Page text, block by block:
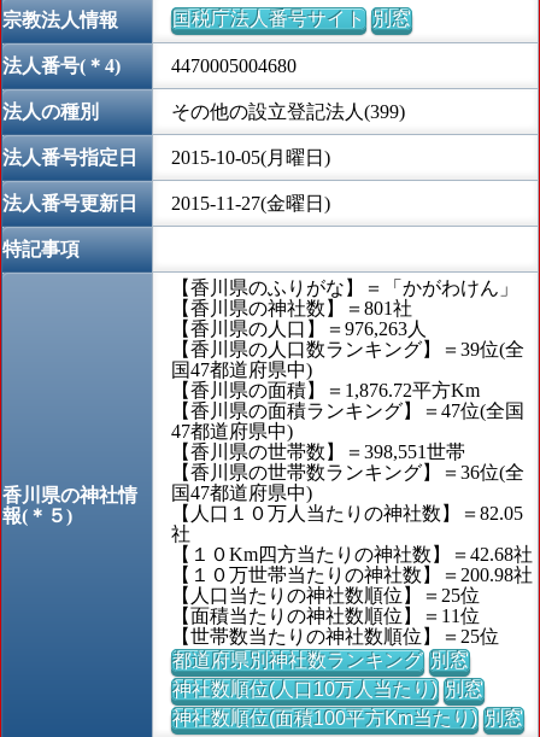
宗教法人情報 国税庁法人番号サイト 別窓
法人番号(＊4) 4470005004680
法人の種別 その他の設立登記法人(399)
法人番号指定日 2015-10-05(月曜日)
法人番号更新日 2015-11-27(金曜日)
特記事項
香川県の神社情
報(＊５)
【香川県のふりがな】＝「かがわけん」
【香川県の神社数】＝801社
【香川県の人口】＝976,263人
【香川県の人口数ランキング】＝39位(全
国47都道府県中)
【香川県の面積】＝1,876.72平方Km
【香川県の面積ランキング】＝47位(全国
47都道府県中)
【香川県の世帯数】＝398,551世帯
【香川県の世帯数ランキング】＝36位(全
国47都道府県中)
【人口１０万人当たりの神社数】＝82.05
社
【１０Km四方当たりの神社数】＝42.68社
【１０万世帯当たりの神社数】＝200.98社
【人口当たりの神社数順位】＝25位
【面積当たりの神社数順位】＝11位
【世帯数当たりの神社数順位】＝25位
都道府県別神社数ランキング 別窓
神社数順位(人口10万人当たり) 別窓
神社数順位(面積100平方Km当たり) 別窓